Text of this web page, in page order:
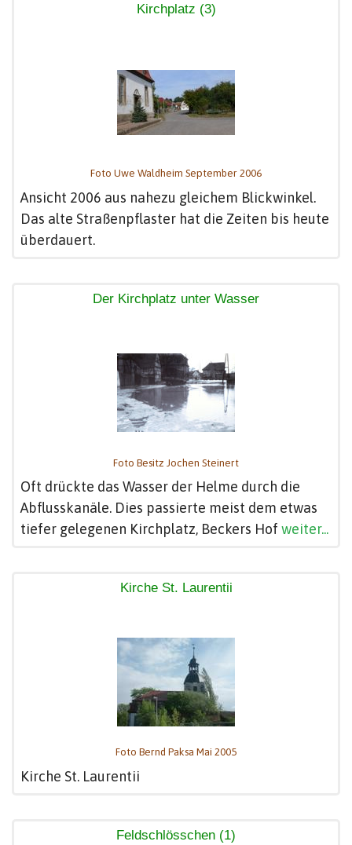
Kirchplatz (3)
Foto Uwe Waldheim September 2006
Ansicht 2006 aus nahezu gleichem Blickwinkel.
Das alte Straßenpflaster hat die Zeiten bis heute
überdauert.
Der Kirchplatz unter Wasser
Foto Besitz Jochen Steinert
Oft drückte das Wasser der Helme durch die
Abflusskanäle. Dies passierte meist dem etwas
tiefer gelegenen Kirchplatz, Beckers Hof weiter...
Kirche St. Laurentii
Foto Bernd Paksa Mai 2005
Kirche St. Laurentii
Feldschlösschen (1)